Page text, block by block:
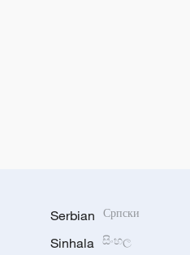
Serbian Српски
Sinhala සිංහල